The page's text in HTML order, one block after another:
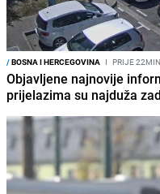
/BOSNA I HERCEGOVINA I PRIJE 22MIN
Objavljene najnovije
prijelazima su najduža